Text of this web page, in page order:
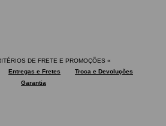
DE FRETE E PROMOÇÕES «
Entregas e Fretes
Troca e Devoluções
Garantia